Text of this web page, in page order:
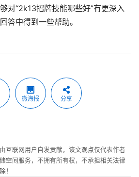
对“2k13招牌技能哪些好”有更深入
答中得到一些帮助。
微海报 分享
互联网用户自发贡献，该文观点仅代表作者
空间服务，不拥有所有权，不承担相关法律
！